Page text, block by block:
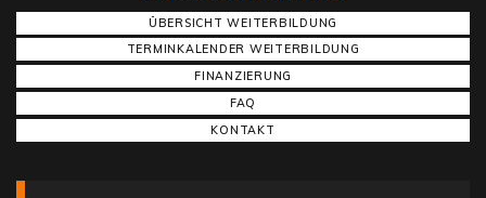
ÜBERSICHT WEITERBILDUNG
TERMINKALENDER WEITERBILDUNG
FINANZIERUNG
FAQ
KONTAKT